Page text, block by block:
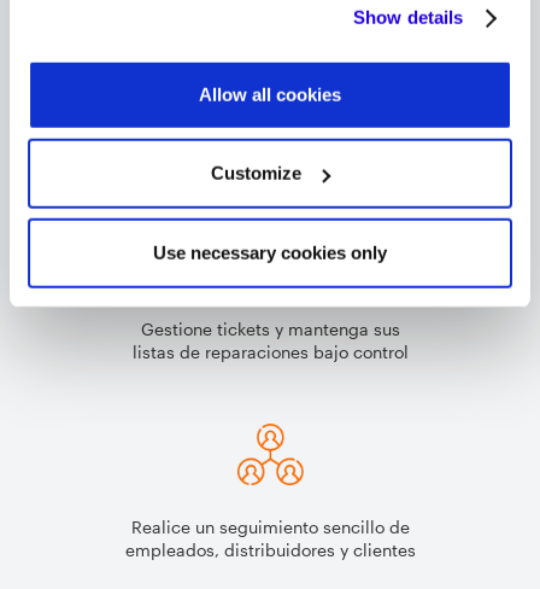
properly. You'll find a full list of all cookies so that you can
provide informed consent.
Show details
Allow all cookies
Customize
Use necessary cookies only
Utilice procesos de trabajo creados
Gestione tickets y mantenga sus
listas de reparaciones bajo control
Realice un seguimiento sencillo de
empleados, distribuidores y clientes